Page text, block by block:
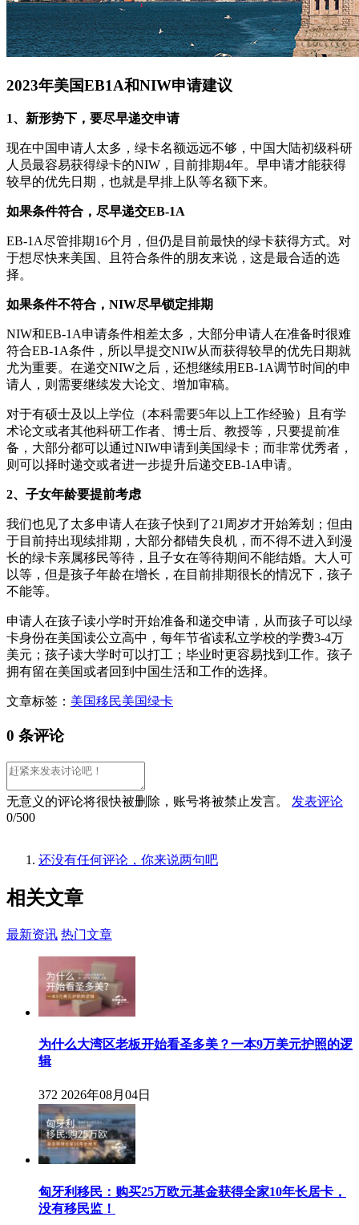
2023年美国EB1A和NIW申请建议
1、新形势下，要尽早递交申请
现在中国申请人太多，绿卡名额远远不够，中国大陆初级科研
人员最容易获得绿卡的NIW，目前排期4年。早申请才能获得
较早的优先日期，也就是早排上队等名额下来。
如果条件符合，尽早递交EB-1A
EB-1A尽管排期16个月，但仍是目前最快的绿卡获得方式。对
于想尽快来美国、且符合条件的朋友来说，这是最合适的选
择。
如果条件不符合，NIW尽早锁定排期
NIW和EB-1A申请条件相差太多，大部分申请人在准备时很难
符合EB-1A条件，所以早提交NIW从而获得较早的优先日期就
尤为重要。在递交NIW之后，还想继续用EB-1A调节时间的申
请人，则需要继续发大论文、增加审稿。
对于有硕士及以上学位（本科需要5年以上工作经验）且有学
术论文或者其他科研工作者、博士后、教授等，只要提前准
备，大部分都可以通过NIW申请到美国绿卡；而非常优秀者，
则可以择时递交或者进一步提升后递交EB-1A申请。
2、子女年龄要提前考虑
我们也见了太多申请人在孩子快到了21周岁才开始筹划；但由
于目前持出现续排期，大部分都错失良机，而不得不进入到漫
长的绿卡亲属移民等待，且子女在等待期间不能结婚。大人可
以等，但是孩子年龄在增长，在目前排期很长的情况下，孩子
不能等。
申请人在孩子读小学时开始准备和递交申请，从而孩子可以绿
卡身份在美国读公立高中，每年节省读私立学校的学费3-4万
美元；孩子读大学时可以打工；毕业时更容易找到工作。孩子
拥有留在美国或者回到中国生活和工作的选择。
文章标签： 美国移民美国绿卡
0 条评论
无意义的评论将很快被删除，账号将被禁止发言。
发表评论
0/500
还没有任何评论，你来说两句吧
相关文章
最新资讯 热门文章
为什么大湾区老板开始看圣多美？一本9万美元护照的逻
辑
372 2026年08月04日
匈牙利移民：购买25万欧元基金获得全家10年长居卡，
没有移民监！